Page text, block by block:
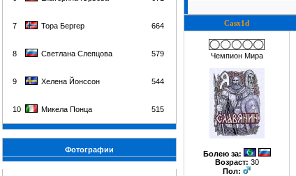
7 Тора Бергер 664
8 Светлана Слепцова 579
9 Хелена Йонссон 544
10 Микела Понца 515
Фотографии
Casx1d
Чемпион Мира
Болею за:
Возраст: 30
Пол: